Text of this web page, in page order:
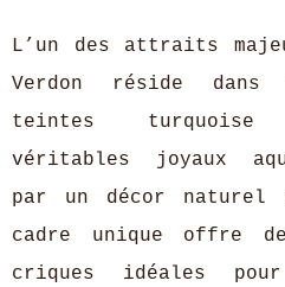
L’un des attraits
Verdon réside
teintes turquoise
véritables joyaux
par un décor naturel
cadre unique offre
criques idéales